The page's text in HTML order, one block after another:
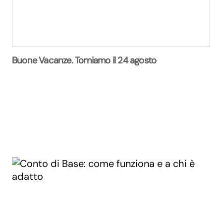
Buone Vacanze. Torniamo il 24 agosto